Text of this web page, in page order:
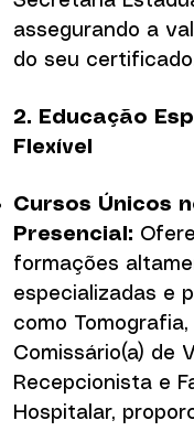
assegurando a
do seu
2. Educação
Flexível
Cursos Únicos
Presencial:
formações
especializadas e
como
Comissário(a) de
Recepcionista e
Hospitalar,